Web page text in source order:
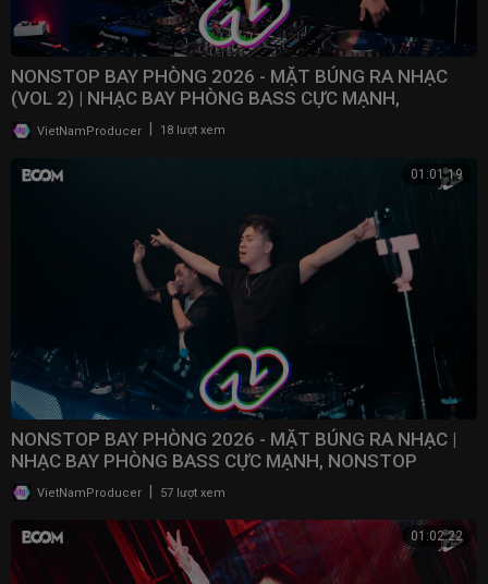
NONSTOP BAY PHÒNG 2026 - MẶT BÚNG RA NHẠC
(VOL 2) | NHẠC BAY PHÒNG BASS CỰC MẠNH,
NONSTOP 2025
VietNamProducer 18 lượt xem
01:01:19
NONSTOP BAY PHÒNG 2026 - MẶT BÚNG RA NHẠC |
NHẠC BAY PHÒNG BASS CỰC MẠNH, NONSTOP
VINAHOUSE 2025
VietNamProducer 57 lượt xem
01:02:22